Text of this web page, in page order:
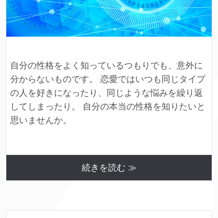
自分の性格をよく知っているつもりでも、意外に
分からないものです。 恋愛ではいつも同じタイプ
の人を好きになったり、同じような悩みを繰り返
してしまったり。 自分の本当の性格を知りたいと
思いませんか。
続きを読む ≫